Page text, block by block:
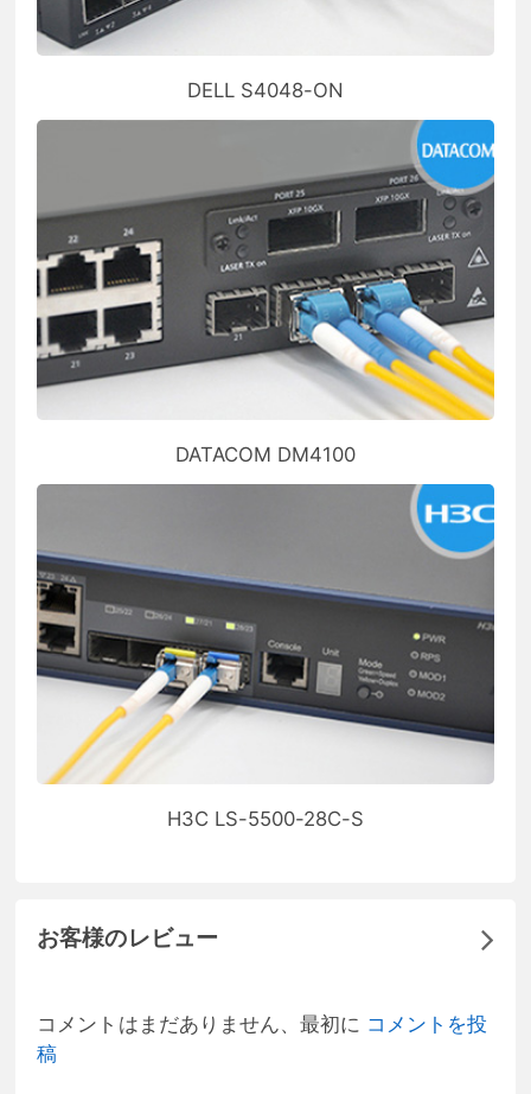
DELL S4048-ON
DATACOM DM4100
H3C LS-5500-28C-S
お客様のレビュー
コメントはまだありません、最初に コメントを投
稿